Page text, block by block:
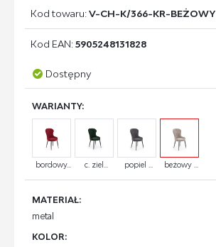
Kod towaru:V-CH-K/366-KR-BEŻOWY
Kod EAN:5905248131828
Dostępny
WARIANTY:
bordowy... c. ziel... popiel ... beżowy ...
MATERIAŁ:
metal
KOLOR: